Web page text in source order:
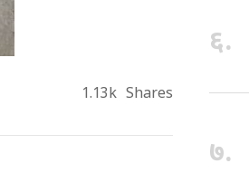
1.13k Shares
६.
७.